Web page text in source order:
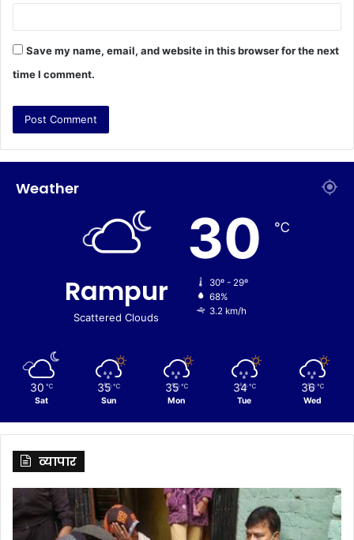
Save my name, email, and website in this browser for the next
time I comment.
Weather
Rampur
Scattered Clouds
30 ℃
30º - 29º
68%
3.2 km/h
30 ℃
Sat
35 ℃
Sun
35 ℃
Mon
34 ℃
Tue
36 ℃
Wed
व्यापार